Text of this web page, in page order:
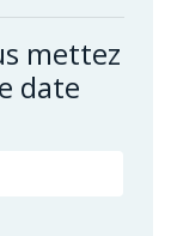
mettez
date